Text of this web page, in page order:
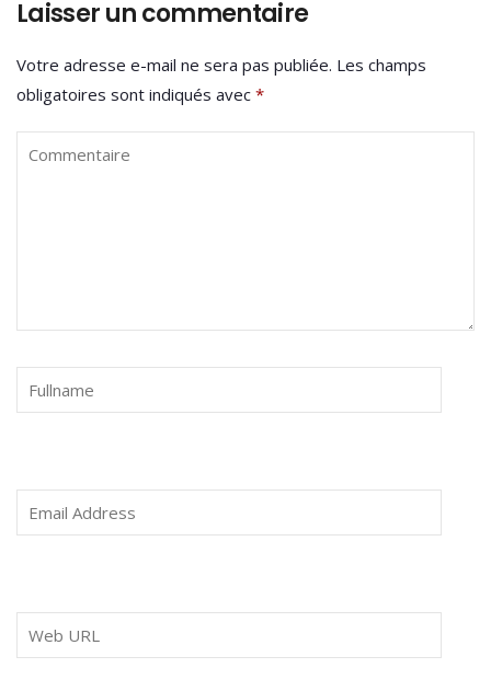
Laisser un commentaire
Votre adresse e-mail ne sera pas publiée. Les champs
obligatoires sont indiqués avec *